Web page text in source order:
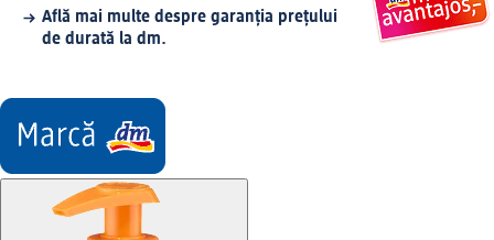
Află mai multe despre garanția prețului
de durată la dm.